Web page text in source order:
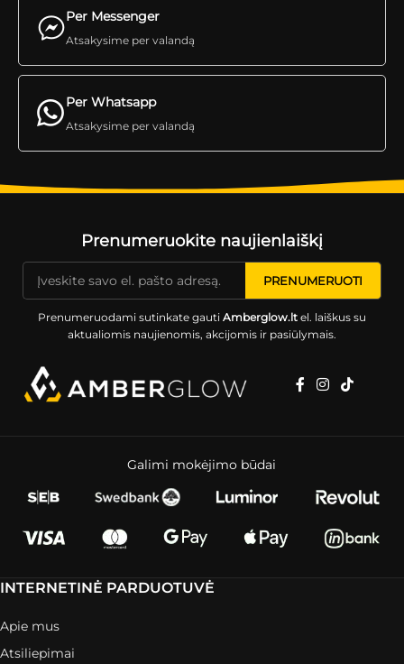
Per Messenger
Atsakysime per valandą
Per Whatsapp
Atsakysime per valandą
Prenumeruokite naujienlaiškį
Prenumeruodami sutinkate gauti Amberglow.ltel. laiškus su
aktualiomis naujienomis, akcijomis ir pasiūlymais.
Galimi mokėjimo būdai
INTERNETINĖ PARDUOTUVĖ
Apie mus
Atsiliepimai